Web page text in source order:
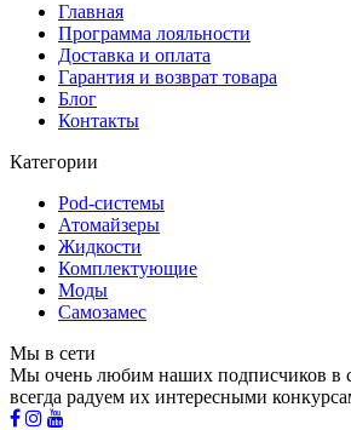
Главная
Программа лояльности
Доставка и оплата
Гарантия и возврат товара
Блог
Контакты
Категории
Pod-системы
Атомайзеры
Жидкости
Комплектующие
Моды
Самозамес
Мы в сети
Мы очень любим наших подписчиков в
всегда радуем их интересными